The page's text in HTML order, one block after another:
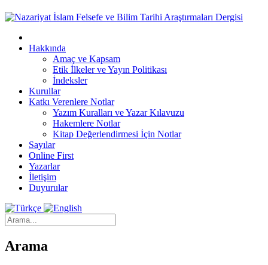
Hakkında
Amaç ve Kapsam
Etik İlkeler ve Yayın Politikası
İndeksler
Kurullar
Katkı Verenlere Notlar
Yazım Kuralları ve Yazar Kılavuzu
Hakemlere Notlar
Kitap Değerlendirmesi İçin Notlar
Sayılar
Online First
Yazarlar
İletişim
Duyurular
Arama